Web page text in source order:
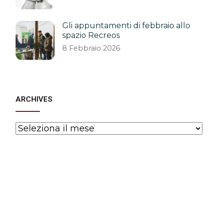
Gli appuntamenti di febbraio allo
spazio Recreos
8 Febbraio 2026
ARCHIVES
Archives